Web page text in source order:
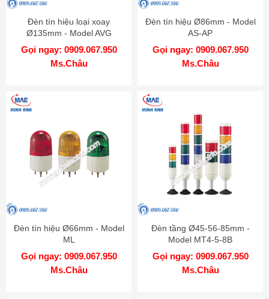
Đèn tín hiệu loại xoay
Ø135mm - Model AVG
Gọi ngay: 0909.067.950
Ms.Châu
Đèn tín hiệu Ø86mm - Model
AS-AP
Gọi ngay: 0909.067.950
Ms.Châu
Đèn tín hiệu Ø66mm - Model
ML
Gọi ngay: 0909.067.950
Ms.Châu
Đèn tầng Ø45-56-85mm -
Model MT4-5-8B
Gọi ngay: 0909.067.950
Ms.Châu